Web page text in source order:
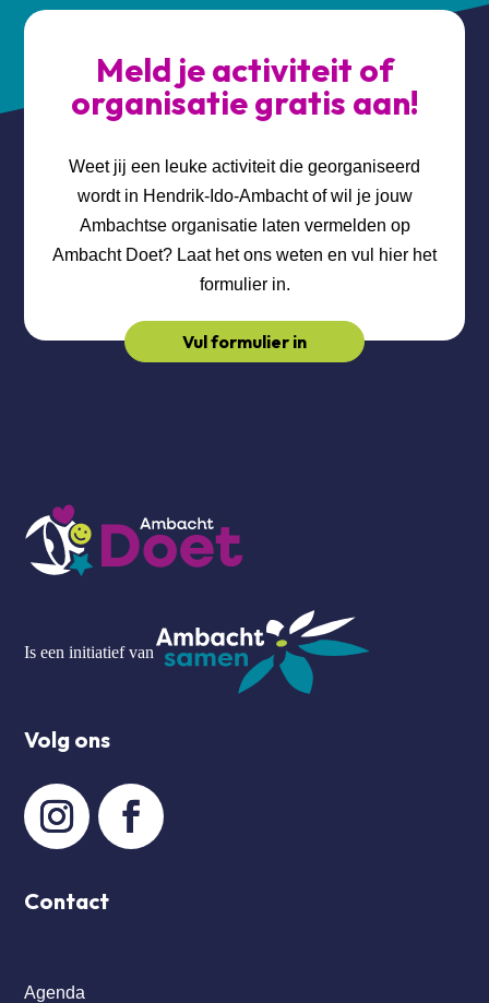
Meld je activiteit of
organisatie gratis aan!
Weet jij een leuke activiteit die georganiseerd
wordt in Hendrik-Ido-Ambacht of wil je jouw
Ambachtse organisatie laten vermelden op
Ambacht Doet? Laat het ons weten en vul hier het
formulier in.
Vul formulier in
Is een initiatief van
Volg ons
Contact
Agenda